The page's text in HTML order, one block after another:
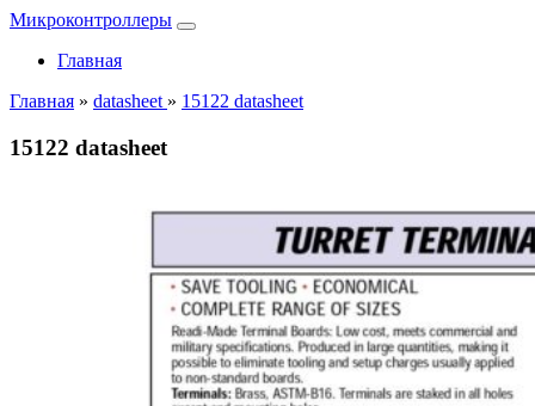
Микроконтроллеры
Главная
Главная » datasheet » 15122 datasheet
15122 datasheet